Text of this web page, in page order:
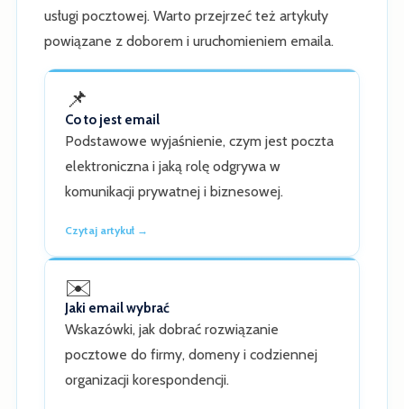
usługi pocztowej. Warto przejrzeć też artykuły
powiązane z doborem i uruchomieniem emaila.
📌
Co to jest email
Podstawowe wyjaśnienie, czym jest poczta
elektroniczna i jaką rolę odgrywa w
komunikacji prywatnej i biznesowej.
Czytaj artykuł →
✉️
Jaki email wybrać
Wskazówki, jak dobrać rozwiązanie
pocztowe do firmy, domeny i codziennej
organizacji korespondencji.